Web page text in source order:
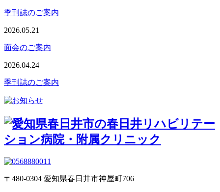
季刊誌のご案内
2026.05.21
面会のご案内
2026.04.24
季刊誌のご案内
〒480-0304 愛知県春日井市神屋町706